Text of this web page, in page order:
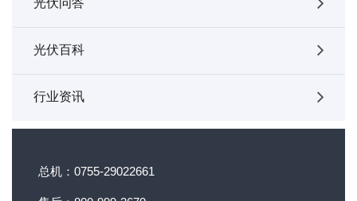
光伏问答
光伏百科
行业资讯
总机：0755-29022661